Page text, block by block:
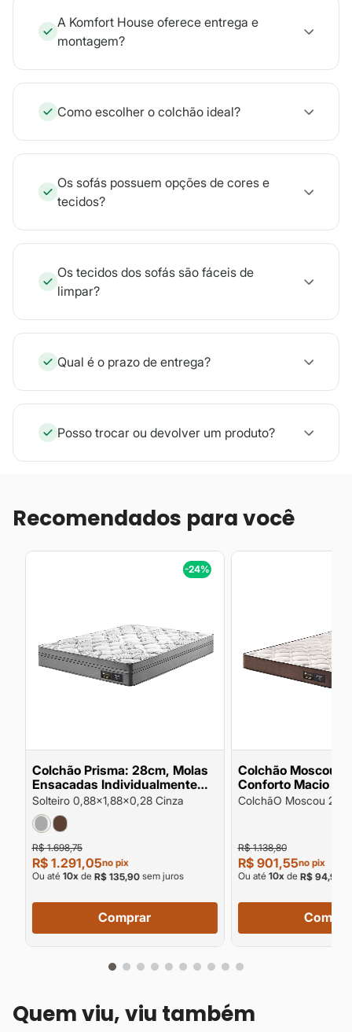
A Komfort House oferece entrega e
montagem?
Como escolher o colchão ideal?
Os sofás possuem opções de cores e
tecidos?
Os tecidos dos sofás são fáceis de
limpar?
Qual é o prazo de entrega?
Posso trocar ou devolver um produto?
Recomendados para você
-24%
Colchão Prisma: 28cm, Molas
Ensacadas Individualmente
D28 Suporte de Peso até
120kg por Pessoa
Solteiro 0,88x1,88x0,28 Cinza
R$ 1.698,75
R$ 1.291,05no pix
Ou até 10x de R$ 135,90sem juros
Comprar
Colchão Moscou
Conforto Macio
Peso 100kg por
ColchãO Moscou
R$ 1.138,80
R$ 901,55no pix
Ou até 10x de R$ 94,90
Quem viu, viu também